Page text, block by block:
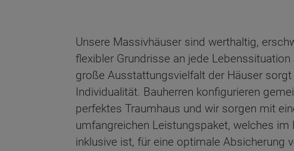
Unsere Massivhäuser sind werthaltig,
flexibler Grundrisse an jede Lebenssituation
große Ausstattungsvielfalt der Häuser
Individualität. Bauherren konfigurieren
perfektes Traumhaus und wir sorgen mit
umfangreichen Leistungspaket, welches im
inklusive ist, für eine optimale Absicherung
Wonach